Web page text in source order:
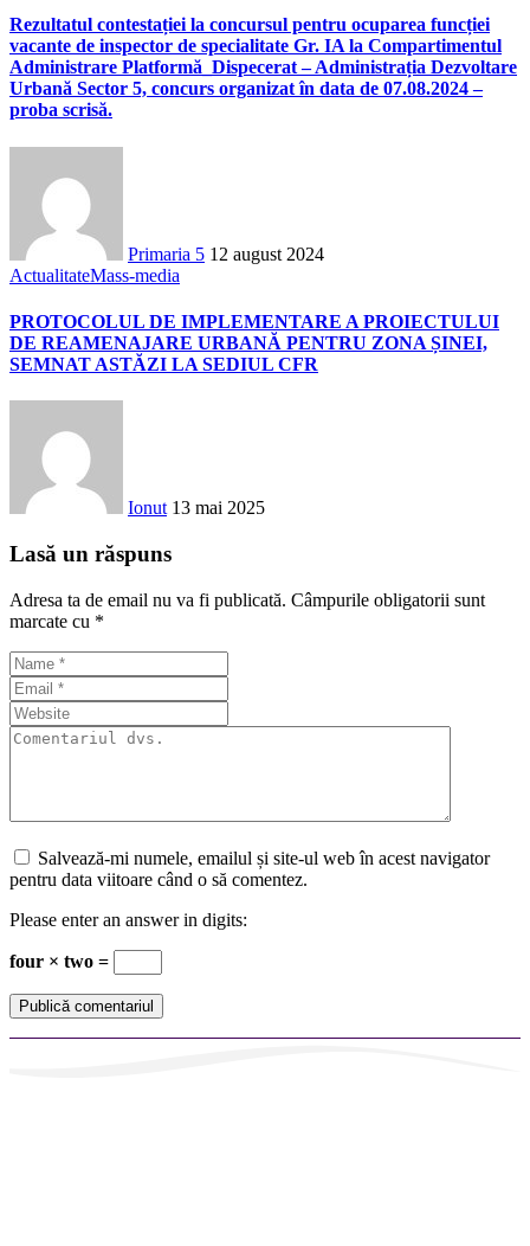
Rezultatul contestației la concursul pentru ocuparea funcției
vacante de inspector de specialitate Gr. IA la Compartimentul
Administrare Platformă_Dispecerat – Administrația Dezvoltare
Urbană Sector 5, concurs organizat în data de 07.08.2024 –
proba scrisă.
Primaria 5 12 august 2024
ActualitateMass-media
PROTOCOLUL DE IMPLEMENTARE A PROIECTULUI
DE REAMENAJARE URBANĂ PENTRU ZONA ȘINEI,
SEMNAT ASTĂZI LA SEDIUL CFR
Ionut 13 mai 2025
Lasă un răspuns
Adresa ta de email nu va fi publicată. Câmpurile obligatorii sunt
marcate cu *
Salvează-mi numele, emailul și site-ul web în acest navigator
pentru data viitoare când o să comentez.
Please enter an answer in digits:
four × two =